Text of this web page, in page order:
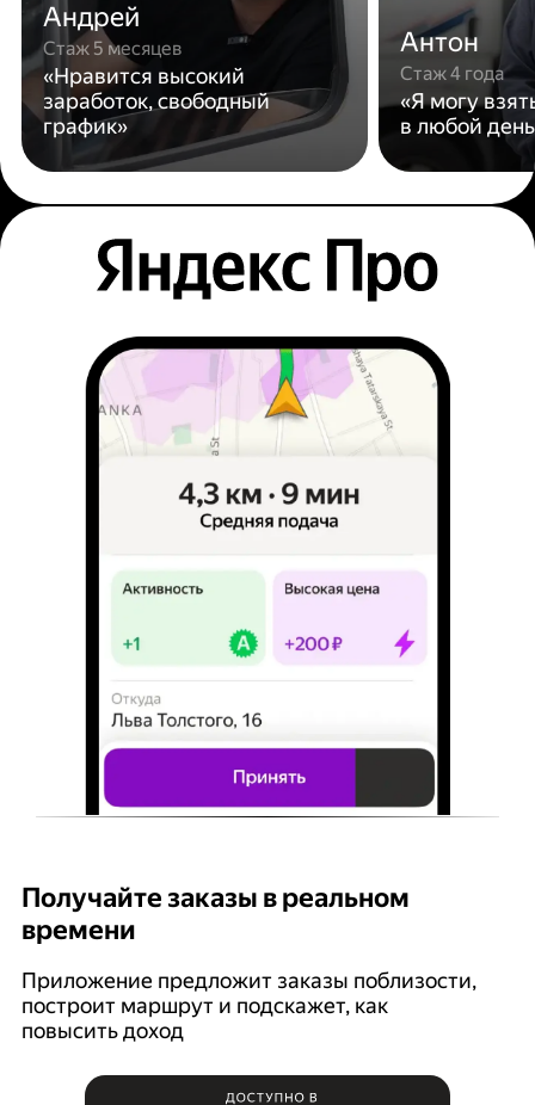
Андрей
Стаж 5 месяцев
«Нравится высокий
заработок, свободный
график»
Антон
Стаж 4 года
«Я могу
в любой
Получайте заказы в реальном
времени
Приложение предложит заказы поблизости,
построит маршрут и подскажет, как
повысить доход